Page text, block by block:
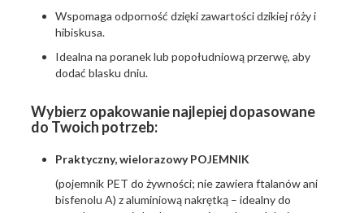
Wspomaga odporność dzięki zawartości dzikiej róży i
hibiskusa.
Idealna na poranek lub popołudniową przerwę, aby
dodać blasku dniu.
Wybierz opakowanie najlepiej dopasowane
do Twoich potrzeb:
Praktyczny, wielorazowy POJEMNIK
(pojemnik PET do żywności; nie zawiera ftalanów ani
bisfenolu A) z aluminiową nakrętką – idealny do